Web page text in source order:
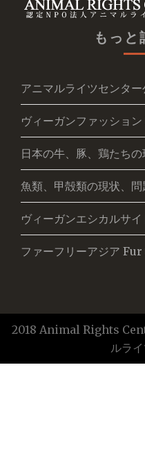
もっと
アニマルライツセンター
ヴィーガンファッショ
日本の牛、豚、鶏たちの
魚類、甲殻類の現状、問
ヴィーガンエシカルサイ
ファーフリーアジア
2018 Animal Rights
ルラ